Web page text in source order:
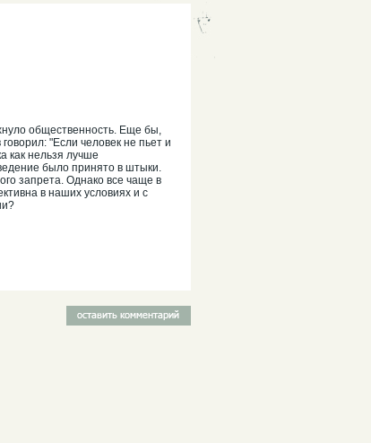
общественность. Еще бы,
"Если человек не пьет и
как нельзя лучше
было принято в штыки.
запрета. Однако все чаще в
в наших условиях и с